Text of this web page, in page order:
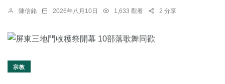
陳信銘 2026年八月10日 1,633 觀看 2 分享
宗教